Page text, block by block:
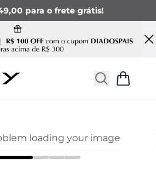
para o frete grátis!
loading your image